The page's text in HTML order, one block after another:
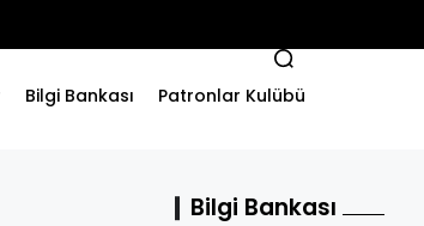
Bilgi Bankası Patronlar Kulübü
Bilgi Bankası